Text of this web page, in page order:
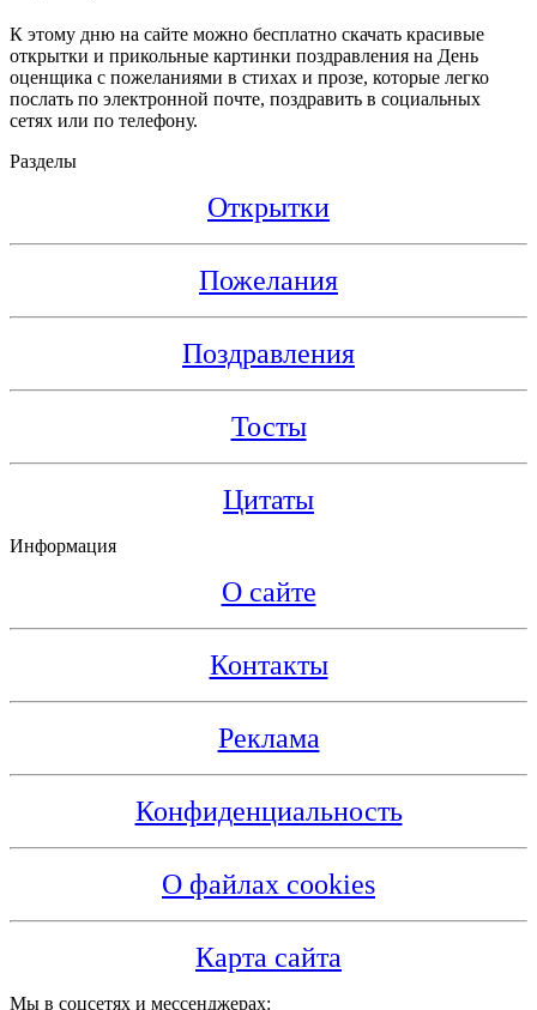
К этому дню на сайте можно бесплатно скачать красивые
открытки и прикольные картинки поздравления на День
оценщика с пожеланиями в стихах и прозе, которые легко
послать по электронной почте, поздравить в социальных
сетях или по телефону.
Разделы
Открытки
Пожелания
Поздравления
Тосты
Цитаты
Информация
О сайте
Контакты
Реклама
Конфиденциальность
О файлах cookies
Карта сайта
Мы в соцсетях и мессенджерах: